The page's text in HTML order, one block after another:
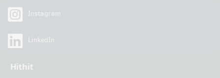
Instagram
LinkedIn
Hithit